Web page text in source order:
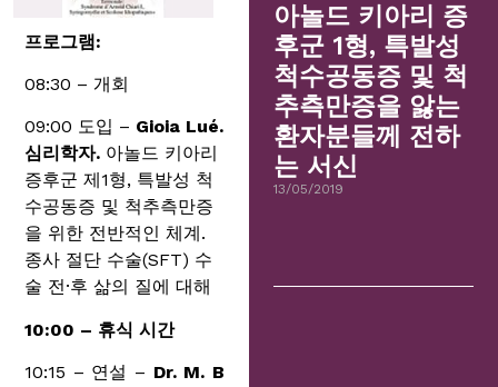
프로그램:
08:30 – 개회
09:00 도입 – Gioia Lué.
심리학자. 아놀드 키아리
증후군 제1형, 특발성 척
수공동증 및 척추측만증
을 위한 전반적인 체계.
종사 절단 수술(SFT) 수
술 전·후 삶의 질에 대해
10:00 – 휴식 시간
10:15 – 연설 – Dr. M. B
아놀드 키아리 증
후군 1형, 특발성
척수공동증 및 척
추측만증을 앓는
환자분들께 전하
는 서신
13/05/2019